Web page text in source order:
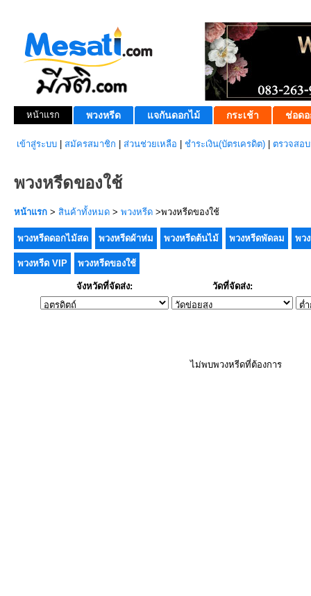
หน้าแรก พวงหรีด แจกันดอกไม้ กระเช้า ช่อดอ
เข้าสู่ระบบ สมัครสมาชิก ส่วนช่วยเหลือ ชำระเงิน(บัตรเครดิต) ตรวจสอ
พวงหรีดของใช้
หน้าแรก > สินค้าทั้งหมด > พวงหรีด >พวงหรีดของใช้
พวงหรีดดอกไม้สด พวงหรีดผ้าห่ม พวงหรีดต้นไม้ พวงหรีดพัดลม พว
พวงหรีด VIP พวงหรีดของใช้
จังหวัดที่จัดส่ง: วัดที่จัดส่ง:
ไม่พบพวงหรีดที่ต้องการ